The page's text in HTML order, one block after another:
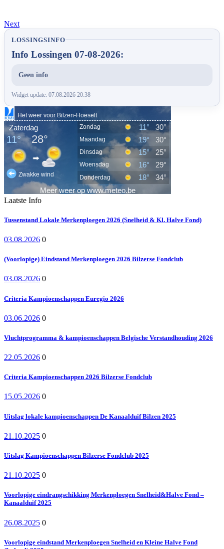
Next
LOSSINGSINFO
Info Lossingen 07-08-2026:
Geen info
Widget update: 07.08.2026 20:38
Laatste Info
Tussenstand Lokale Merkenploegen 2026 (Snelheid & Kl. Halve Fond)
03.08.2026 0
(Voorlopige) Eindstand Merkenploegen 2026 Bilzerse Fondclub
03.08.2026 0
Criteria Kampioenschappen Euregio 2026
03.06.2026 0
Vluchtprogramma & kampioenschappen Belgische Verstandhouding 2026
22.05.2026 0
Criteria Kampioenschappen 2026 Bilzerse Fondclub
15.05.2026 0
Uitslag lokale kampioenschappen De Kanaalduif Bilzen 2025
21.10.2025 0
Uitslag Kampioenschappen Bilzerse Fondclub 2025
21.10.2025 0
Voorlopige eindrangschikking Merkenploegen Snelheid&Halve Fond –
Kanaalduif 2025
26.08.2025 0
Voorlopige eindstand Merkenploegen Snelheid en Kleine Halve Fond